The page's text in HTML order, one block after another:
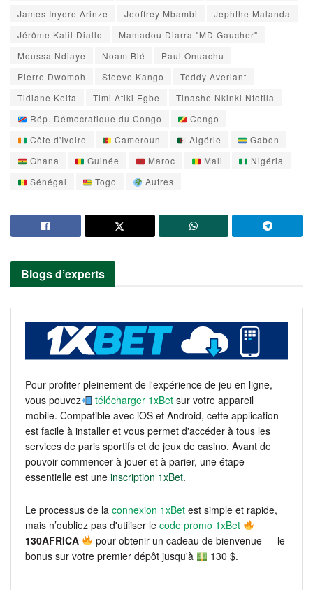
James Inyere Arinze
Jeoffrey Mbambi
Jephthe Malanda
Jérôme Kalil Diallo
Mamadou Diarra "MD Gaucher"
Moussa Ndiaye
Noam Blé
Paul Onuachu
Pierre Dwomoh
Steeve Kango
Teddy Averlant
Tidiane Keita
Timi Atiki Egbe
Tinashe Nkinki Ntotila
Rép. Démocratique du Congo
Congo
Côte d'Ivoire
Cameroun Algérie
Gabon
Ghana
Guinée Maroc Mali
Nigéria
Sénégal
Togo Autres
Blogs d’experts
Pour profiter pleinement de l'expérience de jeu en ligne,
vous pouvez
télécharger 1xBet sur votre appareil
mobile. Compatible avec iOS et Android, cette application
est facile à installer et vous permet d'accéder à tous les
services de paris sportifs et de jeux de casino. Avant de
pouvoir commencer à jouer et à parier, une étape
essentielle est une inscription 1xBet.
Le processus de la connexion 1xBet est simple et rapide,
mais n’oubliez pas d'utiliser le code promo 1xBet
130AFRICA
pour obtenir un cadeau de bienvenue — le
bonus sur votre premier dépôt jusqu'à
130 $.